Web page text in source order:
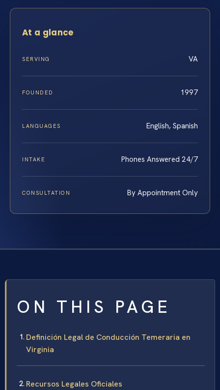
At a glance
SERVING VA
FOUNDED 1997
LANGUAGES English, Spanish
INTAKE Phones Answered 24/7
CONSULTATION By Appointment Only
ON THIS PAGE
Definición Legal de Conducción Temeraria en
Virginia
Recursos Legales Oficiales